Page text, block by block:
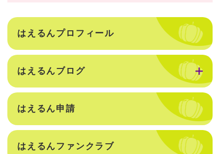
はえるんプロフィール
はえるんブログ
はえるん申請
はえるんファンクラブ